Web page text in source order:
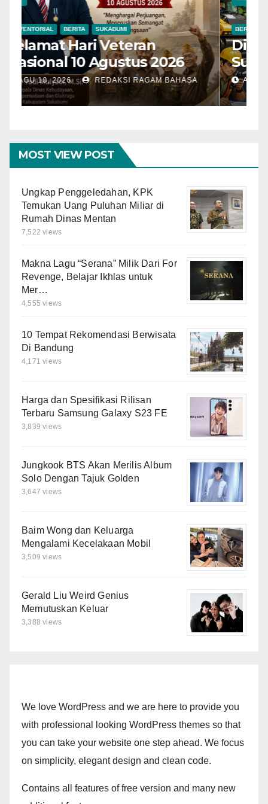
ADVENTORIAL BERITA SUKABUMI
Selamat Hari Veteran
Nasional 10 Agustus 2026
AGU 10, 2026 REDAKSI RAGAM BAHASA
MOST VIEW POST
Ungkap Penggeledahan, KPK
Temukan Uang Puluhan Miliar di
Rumah Dinas Mentan
7,522 views
Makna Lagu “Serana” Milik Dari For
Revenge, Belajar Ikhlas untuk
Mer…
4,555 views
10 Tempat Rekomendasi Berwisata
Di Bandung
4,171 views
Harga dan Spesifikasi Rilisan
Terbaru Samsung Galaxy S23 FE
3,839 views
Jungkook BTS Akan Merilis Album
Solo Dengan Tajuk Golden
3,647 views
Baim Wong dan Keluarga
Mengalami Kecelakaan Mobil
3,509 views
Gerald Liu Weird Genius
Memutuskan Keluar
3,388 views
We love WordPress and we are here to provide you
with professional looking WordPress themes so that
you can take your website one step ahead. We focus
on simplicity, elegant design and clean code.
Contains all features of free version and many new